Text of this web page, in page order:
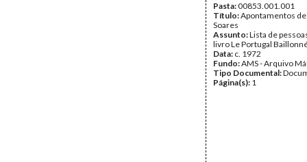
Pasta:00853.001.001
Título:Apontamentos
Soares
Assunto:Lista de
livro Le Portugal
Data: c. 1972
Fundo:AMS - Arquivo
Tipo Documental:
Página(s): 1